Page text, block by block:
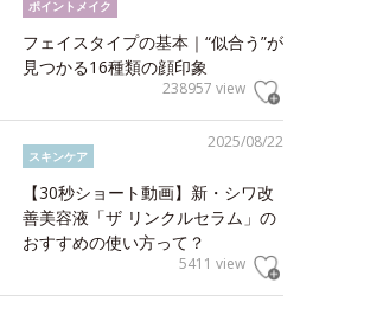
ポイントメイク
フェイスタイプの基本｜“似合う”が
見つかる16種類の顔印象
238957 view
2025/08/22
スキンケア
【30秒ショート動画】新・シワ改
善美容液「ザ リンクルセラム」の
おすすめの使い方って？
5411 view